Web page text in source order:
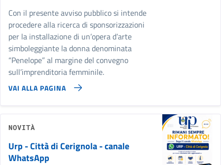
Con il presente avviso pubblico si intende
procedere alla ricerca di sponsorizzazioni
per la installazione di un’opera d’arte
simboleggiante la donna denominata
“Penelope” al margine del convegno
sull’imprenditoria femminile.
VAI ALLA PAGINA
NOVITÀ
Urp - Città di Cerignola - canale
WhatsApp